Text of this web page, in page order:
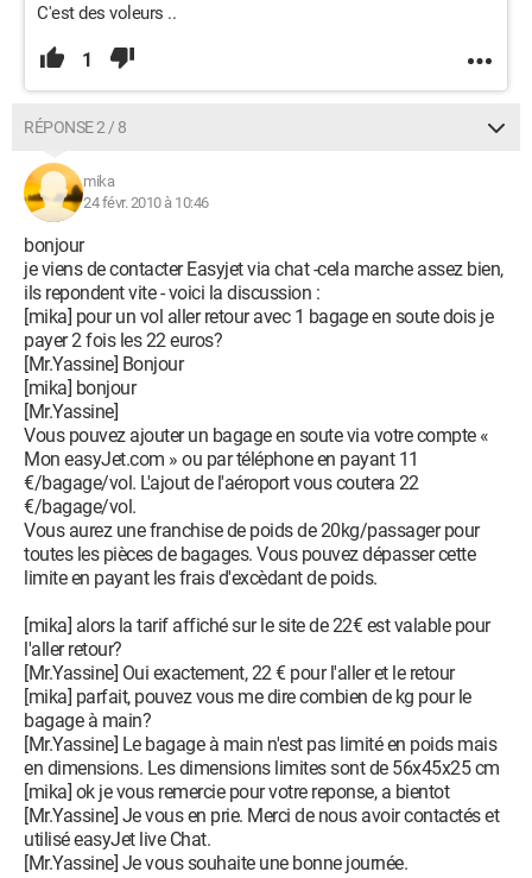
C'est des voleurs ..
1
RÉPONSE 2 / 8
mika
24 févr. 2010 à 10:46
bonjour
je viens de contacter Easyjet via chat -cela marche assez bien,
ils repondent vite - voici la discussion :
[mika] pour un vol aller retour avec 1 bagage en soute dois je
payer 2 fois les 22 euros?
[Mr.Yassine] Bonjour
[mika] bonjour
[Mr.Yassine]
Vous pouvez ajouter un bagage en soute via votre compte «
Mon easyJet.com » ou par téléphone en payant 11
€/bagage/vol. L'ajout de l'aéroport vous coutera 22
€/bagage/vol.
Vous aurez une franchise de poids de 20kg/passager pour
toutes les pièces de bagages. Vous pouvez dépasser cette
limite en payant les frais d'excèdant de poids.
[mika] alors la tarif affiché sur le site de 22€ est valable pour
l'aller retour?
[Mr.Yassine] Oui exactement, 22 € pour l'aller et le retour
[mika] parfait, pouvez vous me dire combien de kg pour le
bagage à main?
[Mr.Yassine] Le bagage à main n'est pas limité en poids mais
en dimensions. Les dimensions limites sont de 56x45x25 cm
[mika] ok je vous remercie pour votre reponse, a bientot
[Mr.Yassine] Je vous en prie. Merci de nous avoir contactés et
utilisé easyJet live Chat.
[Mr.Yassine] Je vous souhaite une bonne journée.